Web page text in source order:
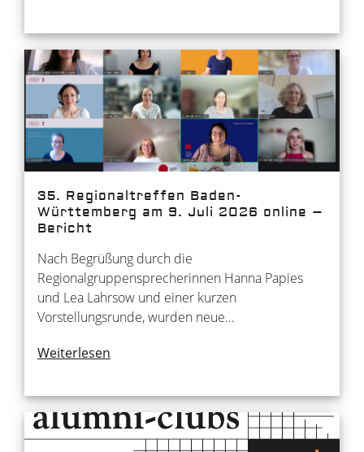
35. Regionaltreffen Baden-
Württemberg am 9. Juli 2026 online –
Bericht
Nach Begrüßung durch die
Regionalgruppensprecherinnen Hanna Papies
und Lea Lahrsow und einer kurzen
Vorstellungsrunde, wurden neue…
Weiterlesen